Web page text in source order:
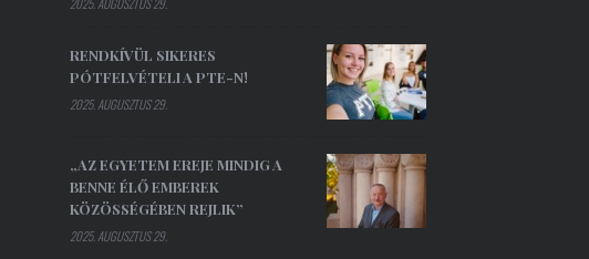
2025. AUGUSZTUS 29.
RENDKÍVÜL SIKERES
PÓTFELVÉTELI A PTE-N!
2025. AUGUSZTUS 29.
„AZ EGYETEM EREJE MINDIG A
BENNE ÉLŐ EMBEREK
KÖZÖSSÉGÉBEN REJLIK”
2025. AUGUSZTUS 29.